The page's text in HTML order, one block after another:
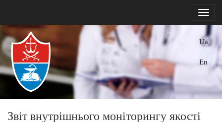
Ua
En
Звіт внутрішнього моніторингу якості